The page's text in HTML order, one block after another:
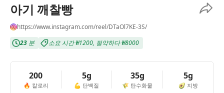
아기 깨찰빵
https://www.instagram.com/reel/DTaOl7KE-3S/
23 분 소요 시간₩1200, 절약하다₩8000
200
🔥 칼로리
5g
💪 단백질
35g
🌾 탄수화물
5g
🥑 지방